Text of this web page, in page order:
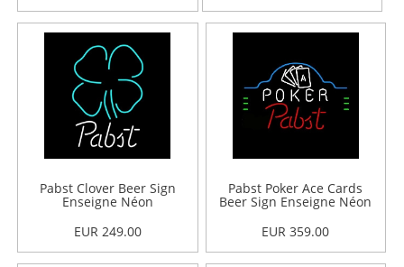
Pabst Clover Beer Sign
Enseigne Néon
EUR 249.00
Pabst Poker Ace Cards
Beer Sign Enseigne Néon
EUR 359.00